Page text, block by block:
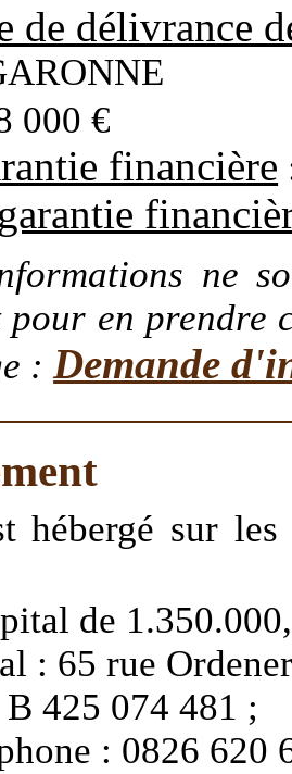
de délivrance
000 €
financière
ne
pour en prendre
:Demande
hébergé sur
de
: 65 rue
B 425 074 481 ;
: 0826 620